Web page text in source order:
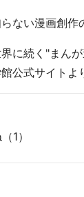
ない漫画創作
に続く"まん
公式サイトよ
1）